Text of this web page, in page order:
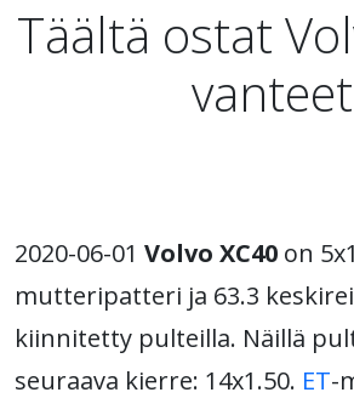
Täältä ostat
vanteet
2020-06-01 Volvo XC40 on
mutteripatteri ja 63.3
kiinnitetty pulteilla. Näillä
seuraava kierre: 14x1.50. ET-